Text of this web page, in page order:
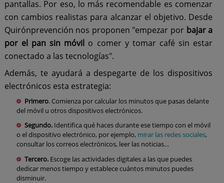
pantallas. Por eso, lo más recomendable es comenzar
con cambios realistas para alcanzar el objetivo. Desde
Quirónprevención nos proponen "empezar por bajar a
por el pan sin móvil o comer y tomar café sin estar
conectado a las tecnologías".
Además, te ayudará a despegarte de los dispositivos
electrónicos esta estrategia:
Primero. Comienza por calcular los minutos que pasas delante
del móvil u otros dispositivos electrónicos.
Segundo. Identifica qué haces durante ese tiempo con el móvil
o el dispositivo electrónico, por ejemplo, mirar las redes sociales,
consultar los correos electrónicos, leer las noticias…
Tercero. Escoge las actividades digitales a las que puedes
dedicar menos tiempo y establece cuántos minutos puedes
disminuir.